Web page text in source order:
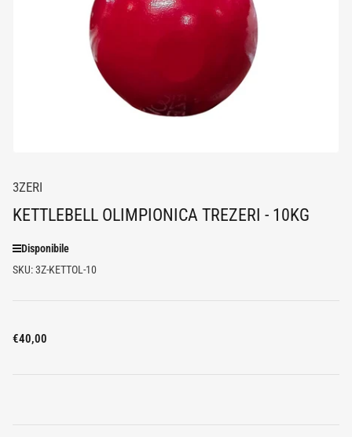
media
3ZERI
KETTLEBELL OLIMPIONICA TREZERI - 10KG
Disponibile
SKU:3Z-KETTOL-10
Prezzo
€40,00